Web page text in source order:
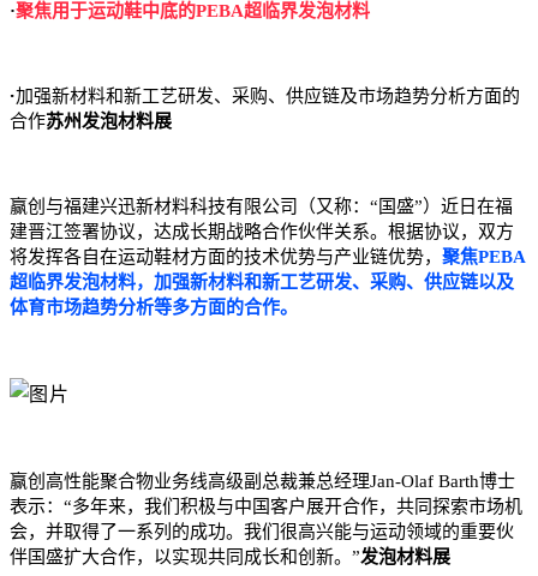
·聚焦用于运动鞋中底的PEBA超临界发泡材料
·加强新材料和新工艺研发、采购、供应链及市场趋势分析方面的
合作苏州发泡材料展
赢创与福建兴迅新材料科技有限公司（又称：“国盛”）近日在福
建晋江签署协议，达成长期战略合作伙伴关系。根据协议，双方
将发挥各自在运动鞋材方面的技术优势与产业链优势， 聚焦PEBA
超临界发泡材料，加强新材料和新工艺研发、采购、供应链以及
体育市场趋势分析等多方面的合作。
赢创 高性能聚合物业务线高级副总裁兼总经理Jan-Olaf Barth博士
表示：“多年来，我们积极与中国客户展开合作，共同探索市场机
会，并取得了一系列的成功。我们很高兴能与运动领域的重要伙
伴国盛扩大合作，以实现共同成长和创新。”发泡材料展